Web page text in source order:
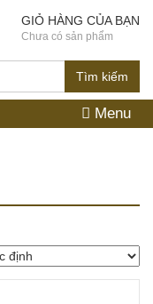
Tìm kiếm
GIỎ HÀNG CỦA BẠN
Chưa có sản phẩm
Menu